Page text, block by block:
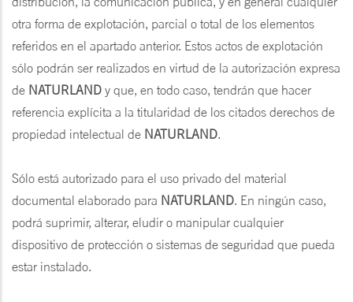
otra forma de explotación, parcial o total de los elementos
referidos en el apartado anterior. Estos actos de explotación
sólo podrán ser realizados en virtud de la autorización expresa
de NATURLAND y que, en todo caso, tendrán que hacer
referencia explícita a la titularidad de los citados derechos de
propiedad intelectual de NATURLAND.
Sólo está autorizado para el uso privado del material
documental elaborado para NATURLAND. En ningún caso,
podrá suprimir, alterar, eludir o manipular cualquier
dispositivo de protección o sistemas de seguridad que pueda
estar instalado.